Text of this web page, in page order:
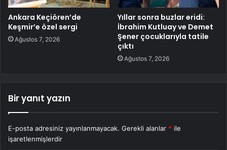
Ankara Keçiören’de
Keşmir’e özel sergi
Ağustos 7, 2026
Yıllar sonra buzlar eridi:
İbrahim Kutluay ve Demet
Şener çocuklarıyla tatile
çıktı
Ağustos 7, 2026
Bir yanıt yazın
E-posta adresiniz yayınlanmayacak. Gerekli alanlar * ile
işaretlenmişlerdir